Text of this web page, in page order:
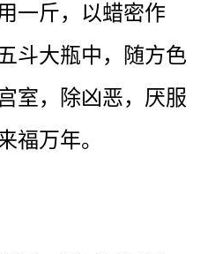
一斤，以蜡密作
斗大瓶中，随方色
室，除凶恶，厌服
福万年。